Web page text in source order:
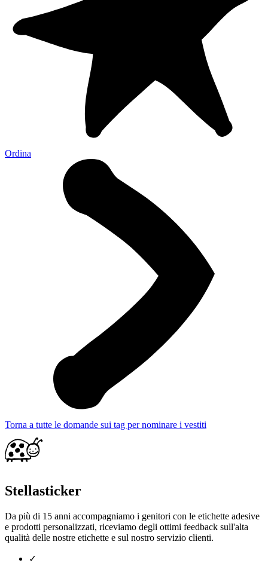
Ordina
Torna a tutte le domande sui tag per nominare i vestiti
Stellasticker
Da più di 15 anni accompagniamo i genitori con le etichette adesive
e prodotti personalizzati, riceviamo degli ottimi feedback sull'alta
qualità delle nostre etichette e sul nostro servizio clienti.
✓